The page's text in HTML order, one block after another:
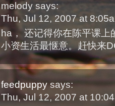
melody says:
Thu, Jul 12, 2007 at
ha， 还记得你在陈平课
小资生活最惬意。赶快来
feedpuppy says:
Thu, Jul 12, 2007 at